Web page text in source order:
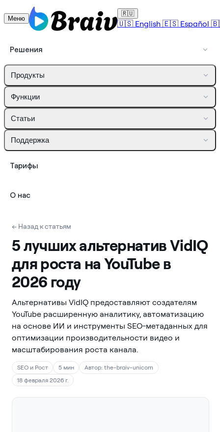
Меню
🇷🇺
🇺🇸 English 🇪🇸 Español
Решения
Продукты
Функции
Статьи
Поддержка
Тарифы
О нас
← Назад к статьям
5 лучших альтернатив VidIQ
для роста на YouTube в
2026 году
Альтернативы VidIQ предоставляют создателям
YouTube расширенную аналитику, автоматизацию
на основе ИИ и инструменты SEO-метаданных для
оптимизации производительности видео и
масштабирования роста канала.
SEO и Рост 5 мин
Автор: the-braiv-unicorn
18 февраля 2026 г.